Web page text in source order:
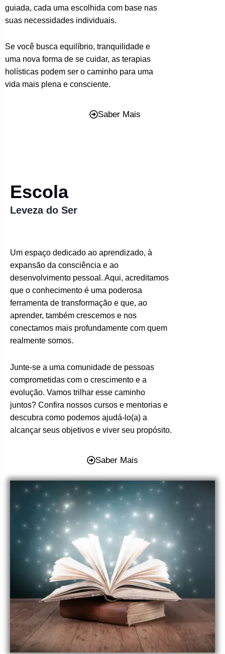
guiada, cada uma escolhida com base nas
suas necessidades individuais.
Se você busca equilíbrio, tranquilidade e
uma nova forma de se cuidar, as terapias
holísticas podem ser o caminho para uma
vida mais plena e consciente.
Saber Mais
Escola
Leveza do Ser
Um espaço dedicado ao aprendizado, à
expansão da consciência e ao
desenvolvimento pessoal. Aqui, acreditamos
que o conhecimento é uma poderosa
ferramenta de transformação e que, ao
aprender, também crescemos e nos
conectamos mais profundamente com quem
realmente somos.
Junte-se a uma comunidade de pessoas
comprometidas com o crescimento e a
evolução. Vamos trilhar esse caminho
juntos? Confira nossos cursos e mentorias e
descubra como podemos ajudá-lo(a) a
alcançar seus objetivos e viver seu propósito.
Saber Mais